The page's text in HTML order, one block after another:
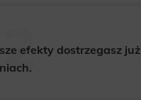
efekty dostrzegasz